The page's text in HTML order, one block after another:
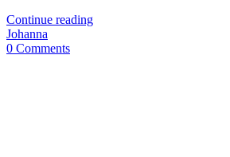
Continue reading
Johanna
0 Comments